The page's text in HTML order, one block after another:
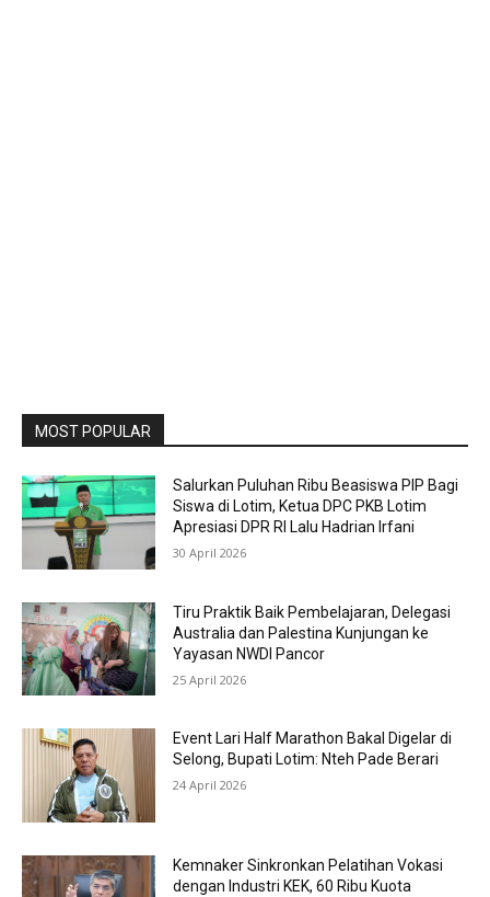
MOST POPULAR
Salurkan Puluhan Ribu Beasiswa PIP Bagi
Siswa di Lotim, Ketua DPC PKB Lotim
Apresiasi DPR RI Lalu Hadrian Irfani
30 April 2026
Tiru Praktik Baik Pembelajaran, Delegasi
Australia dan Palestina Kunjungan ke
Yayasan NWDI Pancor
25 April 2026
Event Lari Half Marathon Bakal Digelar di
Selong, Bupati Lotim: Nteh Pade Berari
24 April 2026
Kemnaker Sinkronkan Pelatihan Vokasi
dengan Industri KEK, 60 Ribu Kuota